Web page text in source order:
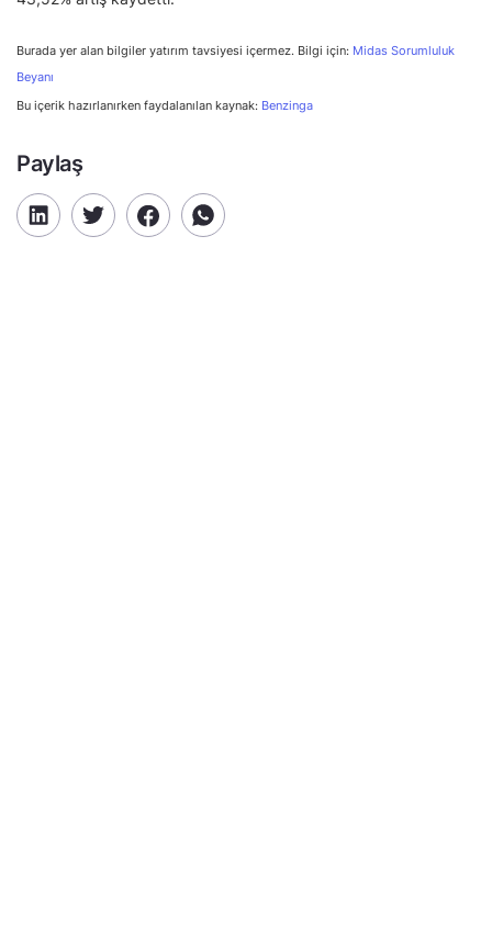
Burada yer alan bilgiler yatırım tavsiyesi içermez. Bilgi için: Midas Sorumluluk
Beyanı
Bu içerik hazırlanırken faydalanılan kaynak: Benzinga
Paylaş